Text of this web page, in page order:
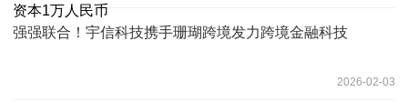
强强联合！宇信科技携手珊瑚跨境发力跨境金融科技
2026-02-03